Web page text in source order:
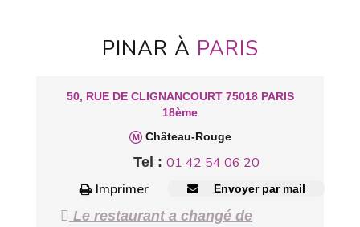
PINAR À PARIS
50, RUE DE CLIGNANCOURT 75018 PARIS
18ème
Château-Rouge
Tel : 01 42 54 06 20
Imprimer
Envoyer par mail
Le restaurant a changé de